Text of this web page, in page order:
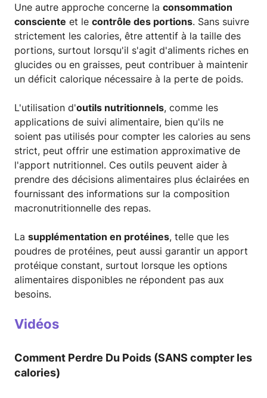
Une autre approche concerne la consommation
consciente et le contrôle des portions. Sans suivre
strictement les calories, être attentif à la taille des
portions, surtout lorsqu'il s'agit d'aliments riches en
glucides ou en graisses, peut contribuer à maintenir
un déficit calorique nécessaire à la perte de poids.
L'utilisation d'outils nutritionnels, comme les
applications de suivi alimentaire, bien qu'ils ne
soient pas utilisés pour compter les calories au sens
strict, peut offrir une estimation approximative de
l'apport nutritionnel. Ces outils peuvent aider à
prendre des décisions alimentaires plus éclairées en
fournissant des informations sur la composition
macronutritionnelle des repas.
La supplémentation en protéines, telle que les
poudres de protéines, peut aussi garantir un apport
protéique constant, surtout lorsque les options
alimentaires disponibles ne répondent pas aux
besoins.
Vidéos
Comment Perdre Du Poids (SANS compter les
calories)